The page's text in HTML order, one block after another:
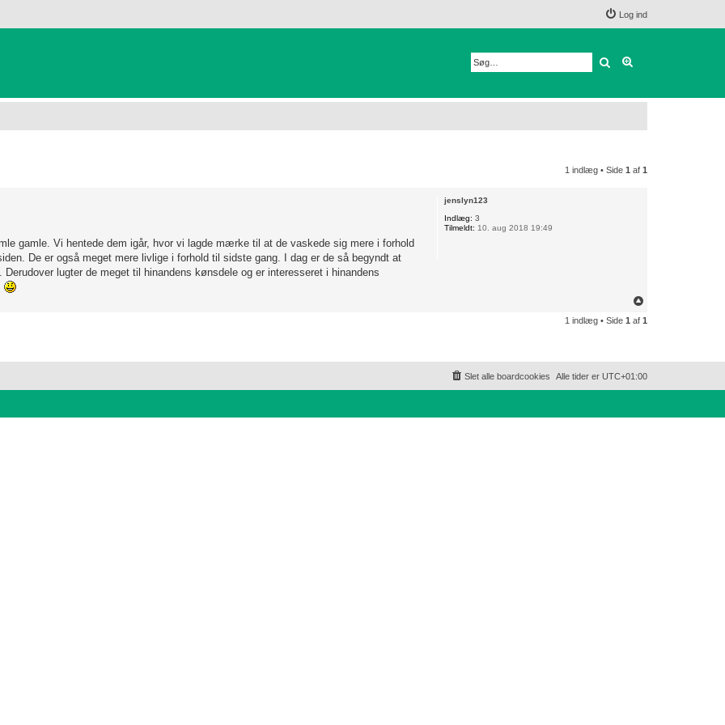
Log ind
Søg
1 indlæg • Side 1 af 1
jenslyn123
Indlæg: 3
Tilmeldt: 10. aug 2018 19:49
gamle. Vi hentede dem igår, hvor vi lagde mærke til at de vaskede sig mere i forhold
De er også meget mere livlige i forhold til sidste gang. I dag er de så begyndt at
lugter de meget til hinandens kønsdele og er interesseret i hinandens
p
1 indlæg • Side 1 af 1
Alle tider er UTC+01:00
Slet alle boardcookies